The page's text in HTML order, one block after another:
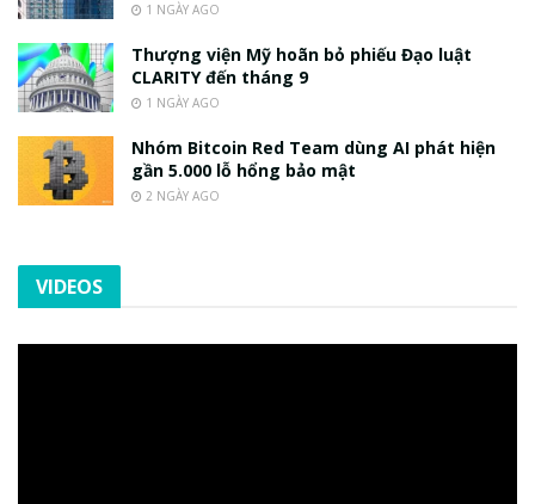
1 NGÀY AGO
Thượng viện Mỹ hoãn bỏ phiếu Đạo luật
CLARITY đến tháng 9
1 NGÀY AGO
Nhóm Bitcoin Red Team dùng AI phát hiện
gần 5.000 lỗ hổng bảo mật
2 NGÀY AGO
VIDEOS